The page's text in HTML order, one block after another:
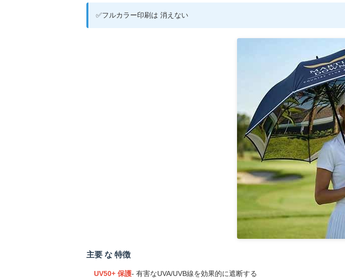
✅フルカラー印刷は 消えない
主要 な 特徴
UV50+ 保護- 有害なUVA/UVB線を効果的に遮断する